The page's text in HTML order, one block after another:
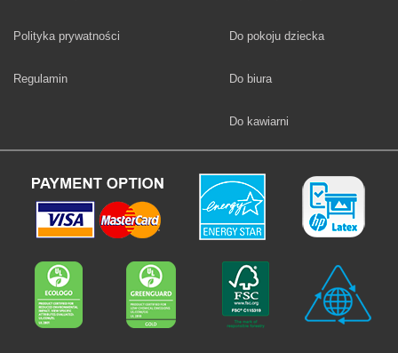
Polityka prywatności
Regulamin
Fototapety
Do pokoju dziecka
Fototapety
Do biura
Fototapety
Do kawiarni